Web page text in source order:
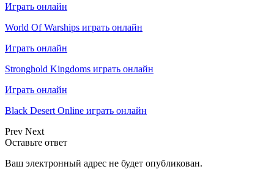
Играть онлайн
World Of Warships играть онлайн
Играть онлайн
Stronghold Kingdoms играть онлайн
Играть онлайн
Black Desert Online играть онлайн
Prev Next
Оставьте ответ
Ваш электронный адрес не будет опубликован.